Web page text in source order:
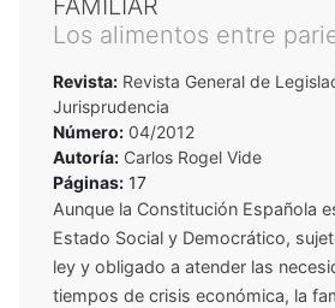
FAMILIAR
Los alimentos entre
Revista: Revista General de
Jurisprudencia
Número: 04/2012
Autoría: Carlos Rogel Vide
Páginas: 17
Aunque la Constitución Española
Estado Social y Democrático,
ley y obligado a atender las
tiempos de crisis económica, la